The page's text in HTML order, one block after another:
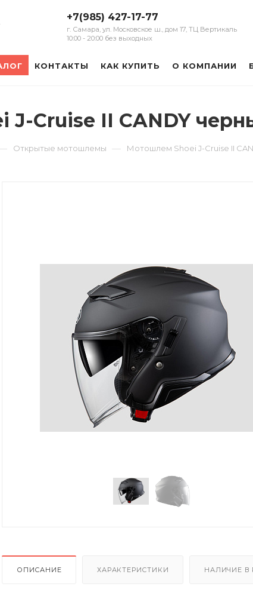
+7(985) 427-17-77
г. Самара, ул. Московское ш., дом 17, ТЦ Вертикаль
10:00 - 20:00 без выходных
КОНТАКТЫ КАК КУПИТЬ О КОМПАНИИ
Cruise II CANDY
Открытые мотошлемы — Мотошлем Shoei J-Cruise II
ОПИСАНИЕ ХАРАКТЕРИСТИКИ НАЛИЧИЕ В